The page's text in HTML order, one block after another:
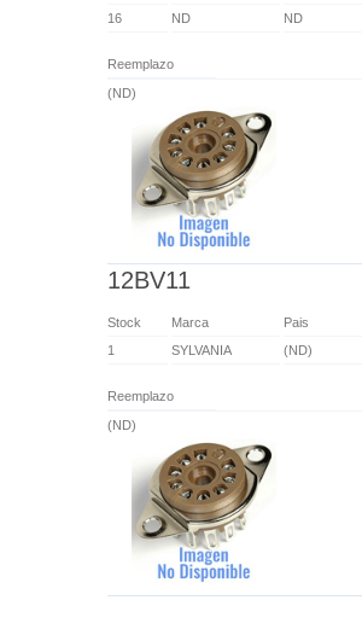
16
ND ND
Reemplazo
(ND)
12BV11
Stock Marca
Pais
1
SYLVANIA (ND)
Reemplazo
(ND)